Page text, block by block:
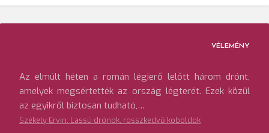
VÉLEMÉNY
Az elmúlt héten a román légierő lelőtt három drónt,
amelyek megsértették az ország légterét. Ezek közül
az egyikről biztosan tudható,…
Székely Ervin: Lassú drónok, rosszkedvű koboldok